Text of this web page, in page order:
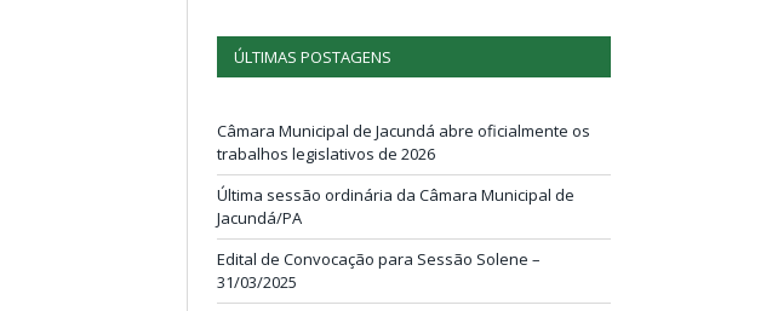
ÚLTIMAS POSTAGENS
Câmara Municipal de Jacundá abre oficialmente os
trabalhos legislativos de 2026
Última sessão ordinária da Câmara Municipal de
Jacundá/PA
Edital de Convocação para Sessão Solene –
31/03/2025